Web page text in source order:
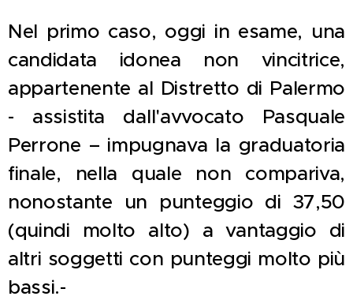
Nel primo caso, oggi in esame, una
candidata idonea non vincitrice,
appartenente al Distretto di Palermo
- assistita dall'avvocato Pasquale
Perrone – impugnava la graduatoria
finale, nella quale non compariva,
nonostante un punteggio di 37,50
(quindi molto alto) a vantaggio di
altri soggetti con punteggi molto più
bassi.-